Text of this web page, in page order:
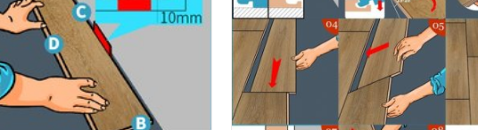
2G-Klick-Vinyl-verlegen I4F Klick-Vinyl-verlegen